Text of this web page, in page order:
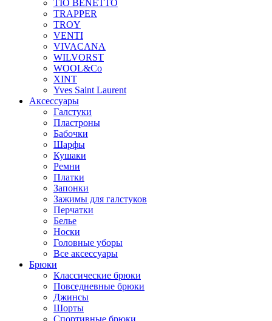
TIO BENETTO
TRAPPER
TROY
VENTI
VIVACANA
WILVORST
WOOL&Co
XINT
Yves Saint Laurent
Аксессуары
Галстуки
Пластроны
Бабочки
Шарфы
Кушаки
Ремни
Платки
Запонки
Зажимы для галстуков
Перчатки
Белье
Носки
Головные уборы
Все аксессуары
Брюки
Классические брюки
Повседневные брюки
Джинсы
Шорты
Спортивные брюки